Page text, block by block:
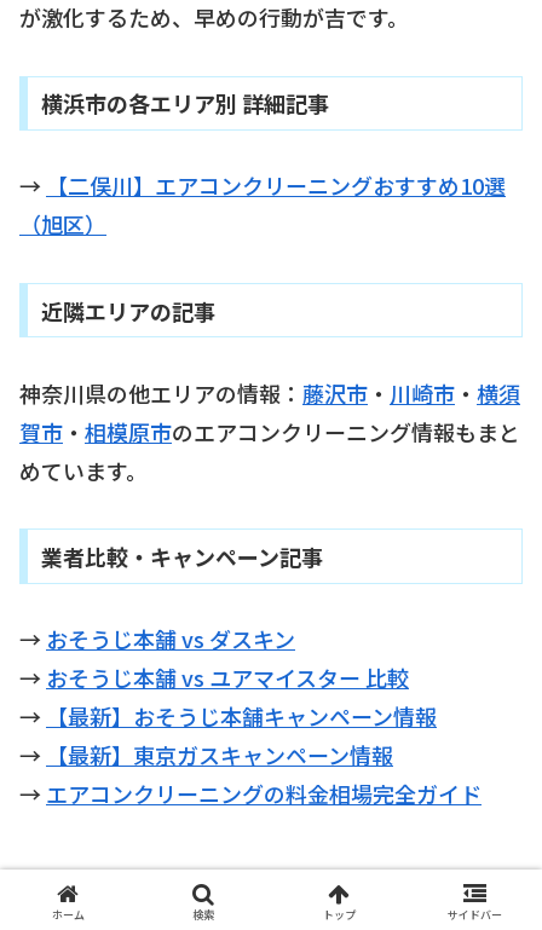
が激化するため、早めの行動が吉です。
横浜市の各エリア別 詳細記事
→
【二俣川】エアコンクリーニングおすすめ10選
（旭区）
近隣エリアの記事
神奈川県の他エリアの情報： 藤沢市 ・ 川崎市 ・ 横須
賀市 ・ 相模原市のエアコンクリーニング情報もまと
めています。
業者比較・キャンペーン記事
→ おそうじ本舗 vs ダスキン
→ おそうじ本舗 vs ユアマイスター 比較
→
【最新】おそうじ本舗キャンペーン情報
→
【最新】東京ガスキャンペーン情報
→ エアコンクリーニングの料金相場完全ガイド
ホーム 検索 トップ サイドバー